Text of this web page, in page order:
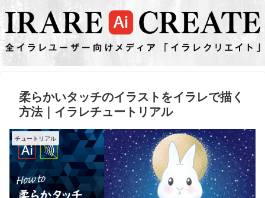
柔らかいタッチのイラストをイラレで描く
方法｜イラレチュートリアル
チュートリアル